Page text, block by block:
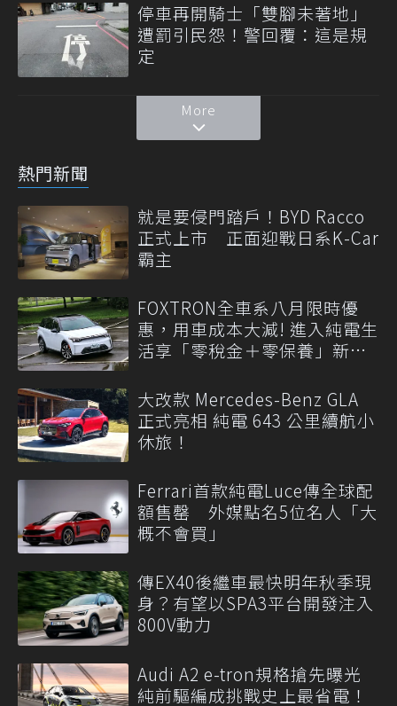
停車再開騎士「雙腳未著地」
遭罰引民怨！警回覆：這是規
定
More
熱門新聞
就是要侵門踏戶！BYD Racco
正式上市 正面迎戰日系K-Car
霸主
FOXTRON全車系八月限時優
惠，用車成本大減! 進入純電生
活享「零稅金＋零保養」新時
大改款 Mercedes-Benz GLA
正式亮相 純電 643 公里續航小
休旅！
Ferrari首款純電Luce傳全球配
額售罄 外媒點名5位名人「大
概不會買」
傳EX40後繼車最快明年秋季現
身？有望以SPA3平台開發注入
800V動力
Audi A2 e-tron規格搶先曝光
純前驅編成挑戰史上最省電！